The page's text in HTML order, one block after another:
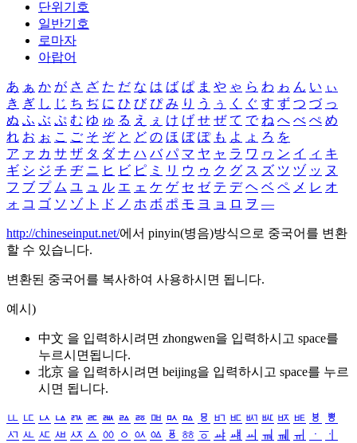
단위기호
일반기호
로마자
아랍어
あ ぁ か が さ ざ た だ な は ば ぱ ま や ゃ ら わ ゎ ん い ぃ
き ぎ し じ ち ぢ に ひ び ぴ み り う ぅ く ぐ す ず つ づ っ
ぬ ふ ぶ ぷ む ゆ ゅ る え ぇ け げ せ ぜ て で ね へ べ ぺ め
れ お ぉ こ ご そ ぞ と ど の ほ ぼ ぽ も よ ょ ろ を
ア ァ カ サ ザ タ ダ ナ ハ バ パ マ ヤ ャ ラ ワ ヮ ン イ ィ キ
ギ シ ジ チ ヂ ニ ヒ ビ ピ ミ リ ウ ゥ ク グ ス ズ ツ ヅ ッ ヌ
フ ブ プ ム ユ ュ ル エ ェ ケ ゲ セ ゼ テ デ ヘ ベ ペ メ レ オ
ォ コ ゴ ソ ゾ ト ド ノ ホ ボ ポ モ ヨ ョ ロ ヲ ―
http://chineseinput.net/에서 pinyin(병음)방식으로 중국어를 변환
할 수 있습니다.
변환된 중국어를 복사하여 사용하시면 됩니다.
예시)
中文 을 입력하시려면 zhongwen을 입력하시고 space를
누르시면됩니다.
北京 을 입력하시려면 beijing을 입력하시고 space를 누르
시면 됩니다.
ㅥ ㅦ ㅧ ㅨ ㅩ ㅪ ㅫ ㅬ ㅭ ㅮ ㅯ ㅰ ㅱ ㅲ ㅳ ㅴ ㅵ ㅶ ㅷ ㅸ
ㅹ
ㅺ ㅻ ㅼ ㅽ ㅾ ㅿ ㆀ ㆁ ㆂ ㆃ ㆄ ㆅ ㆆ ㆇ ㆈ ㆉ ㆊ ㆋ ㆌ ㆍ
ㆎ